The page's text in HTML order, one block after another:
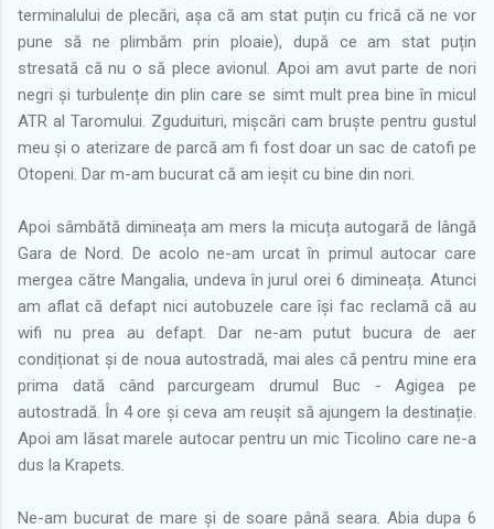
terminalului de plecări, așa că am stat puțin cu frică că ne vor
pune să ne plimbăm prin ploaie), după ce am stat puțin
stresată că nu o să plece avionul. Apoi am avut parte de nori
negri și turbulențe din plin care se simt mult prea bine în micul
ATR al Taromului. Zguduituri, mișcări cam bruște pentru gustul
meu și o aterizare de parcă am fi fost doar un sac de catofi pe
Otopeni. Dar m-am bucurat că am ieșit cu bine din nori.
Apoi sâmbătă dimineața am mers la micuța autogară de lângă
Gara de Nord. De acolo ne-am urcat în primul autocar care
mergea către Mangalia, undeva în jurul orei 6 dimineața. Atunci
am aflat că defapt nici autobuzele care își fac reclamă că au
wifi nu prea au defapt. Dar ne-am putut bucura de aer
condiționat și de noua autostradă, mai ales că pentru mine era
prima dată când parcurgeam drumul Buc - Agigea pe
autostradă. În 4 ore și ceva am reușit să ajungem la destinație.
Apoi am lăsat marele autocar pentru un mic Ticolino care ne-a
dus la Krapets.
Ne-am bucurat de mare și de soare până seara. Abia dupa 6